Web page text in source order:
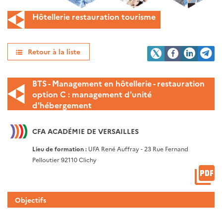
Hôtellerie restauration tourisme
Retour à la liste
BTS - Management en hôtellerie - restauration
option C : management d'unité
d'hébergement
CFA ACADÉMIE DE VERSAILLES
Lieu de formation : UFA René Auffray - 23 Rue Fernand
Pelloutier 92110 Clichy
Objectifs